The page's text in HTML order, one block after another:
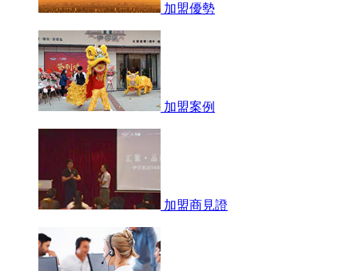
加盟優勢
加盟案例
加盟商見證